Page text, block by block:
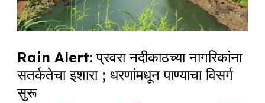
Rain Alert: प्रवरा नदीकाठच्या नागरिकांना
सतर्कतेचा इशारा ; धरणांमधून पाण्याचा विसर्ग
सुरू
इशारा
;
पाण्याचा
विसर्ग
सुरू